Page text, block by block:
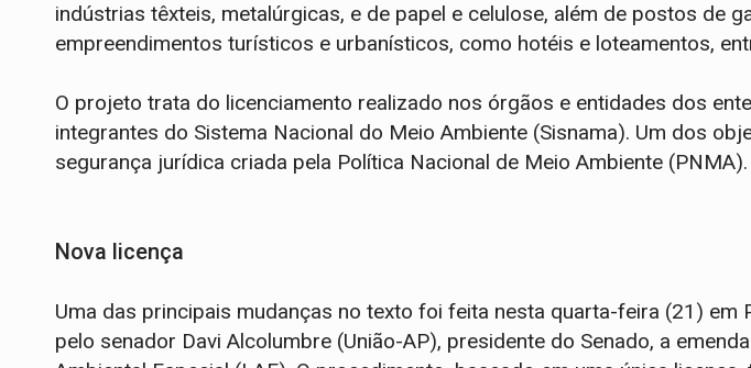
indústrias têxteis, metalúrgicas, e de papel e celulose, além de postos de
empreendimentos turísticos e urbanísticos, como hotéis e loteamentos,
O projeto trata do licenciamento realizado nos órgãos e entidades dos
integrantes do Sistema Nacional do Meio Ambiente (Sisnama). Um dos
segurança jurídica criada pela Política Nacional de Meio Ambiente (PNMA).
Nova licença
Uma das principais mudanças no texto foi feita nesta quarta-feira (21) em
pelo senador Davi Alcolumbre (União-AP), presidente do Senado, a